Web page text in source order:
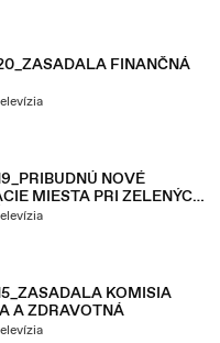
FINANČNÁ
NOVÉ
MIESTA PRI ZELENÝCH
KOMISIA
A ZDRAVOTNÁ